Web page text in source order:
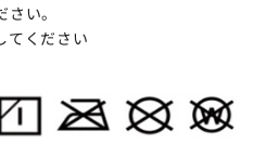
い。
てください